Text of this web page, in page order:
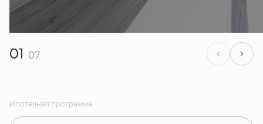
01 07
Ипотечная программа